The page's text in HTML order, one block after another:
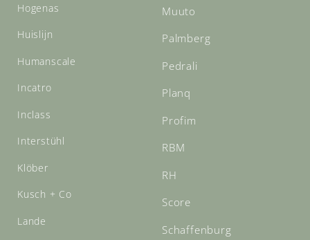
Hogenas
Huislijn
Humanscale
Incatro
Inclass
Interstühl
Klöber
Kusch + Co
Lande
Muuto
Palmberg
Pedrali
Planq
Profim
RBM
RH
Score
Schaffenburg